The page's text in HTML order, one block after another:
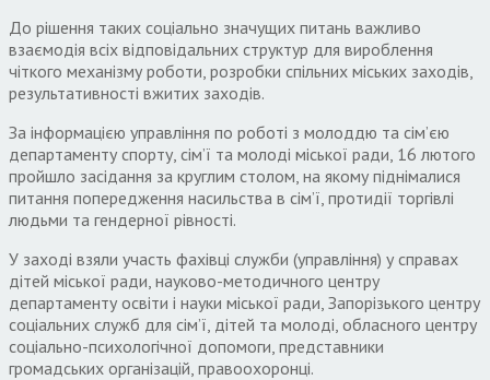
До рішення таких соціально значущих питань важливо
взаємодія всіх відповідальних структур для вироблення
чіткого механізму роботи, розробки спільних міських заходів,
результативності вжитих заходів.
За інформацією управління по роботі з молоддю та сім’єю
департаменту спорту, сім’ї та молоді міської ради, 16 лютого
пройшло засідання за круглим столом, на якому піднімалися
питання попередження насильства в сім’ї, протидії торгівлі
людьми та гендерної рівності.
У заході взяли участь фахівці служби (управління) у справах
дітей міської ради, науково-методичного центру
департаменту освіти і науки міської ради, Запорізького центру
соціальних служб для сім’ї, дітей та молоді, обласного центру
соціально-психологічної допомоги, представники
громадських організацій, правоохоронці.